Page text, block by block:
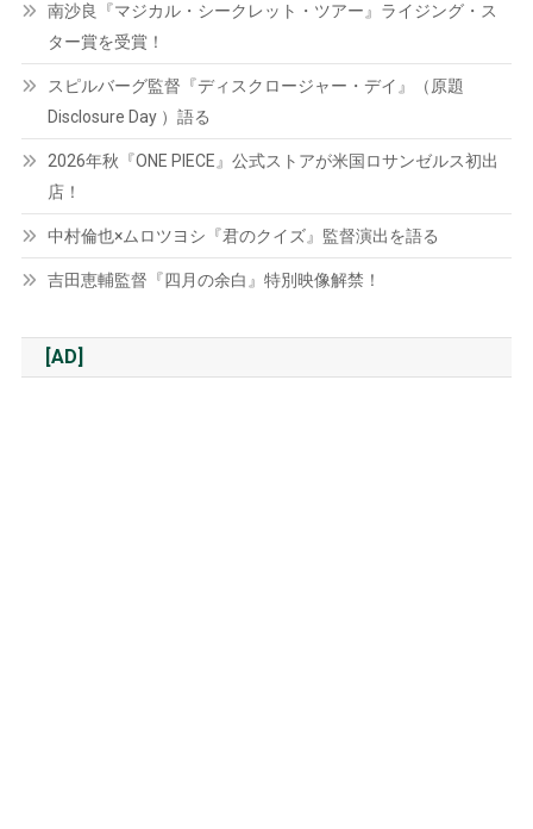
南沙良『マジカル・シークレット・ツアー』ライジング・ス
ター賞を受賞！
スピルバーグ監督『ディスクロージャー・デイ』（原題
Disclosure Day ）語る
2026年秋『ONE PIECE』公式ストアが米国ロサンゼルス初出
店！
中村倫也×ムロツヨシ『君のクイズ』監督演出を語る
吉田恵輔監督『四月の余白』特別映像解禁！
[AD]